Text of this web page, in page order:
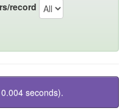
record
seconds).